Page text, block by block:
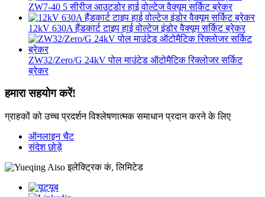
ZW7-40 5 सीरीज आउटडोर हाई वोल्टेज वैक्यूम सर्किट ब्रेकर
12kV 630A हैंडकार्ट टाइप हाई वोल्टेज इंडोर वैक्यूम सर्किट ब्रेकर
ZW32/Zero/G 24kV पोल माउंटेड ऑटोमैटिक रिक्लोजर सर्किट
ब्रेकर
हमारा सहयोग करें!
ग्राहकों को उच्च प्रदर्शन विश्लेषणात्मक समाधान प्रदान करने के लिए
ऑनलाइन चैट
संदेश छोड़ें